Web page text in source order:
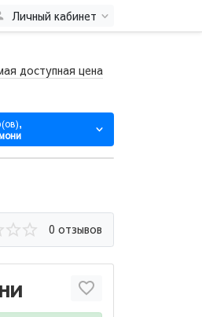
Личный кабинет
доступная цена
0 отзывов